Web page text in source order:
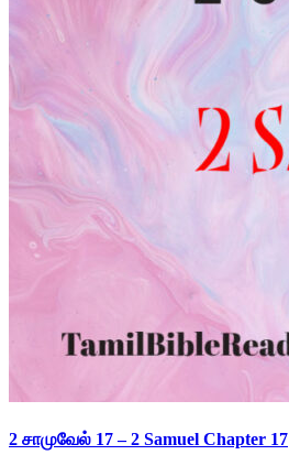
2 சாமுவேல் 17 – 2 Samuel Chapter 17